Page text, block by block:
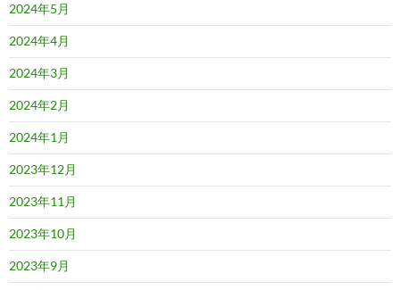
2024年5月
2024年4月
2024年3月
2024年2月
2024年1月
2023年12月
2023年11月
2023年10月
2023年9月